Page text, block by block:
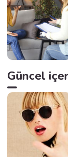
Güncel